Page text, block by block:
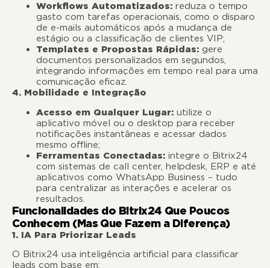
Workflows Automatizados: reduza o tempo
gasto com tarefas operacionais, como o disparo
de e-mails automáticos após a mudança de
estágio ou a classificação de clientes VIP;
Templates e Propostas Rápidas: gere
documentos personalizados em segundos,
integrando informações em tempo real para uma
comunicação eficaz.
4. Mobilidade e Integração
Acesso em Qualquer Lugar: utilize o
aplicativo móvel ou o desktop para receber
notificações instantâneas e acessar dados
mesmo offline;
Ferramentas Conectadas: integre o Bitrix24
com sistemas de call center, helpdesk, ERP e até
aplicativos como WhatsApp Business – tudo
para centralizar as interações e acelerar os
resultados.
Funcionalidades do Bitrix24 Que Poucos
Conhecem (Mas Que Fazem a Diferença)
1. IA Para Priorizar Leads
O Bitrix24 usa inteligência artificial para classificar
leads com base em: